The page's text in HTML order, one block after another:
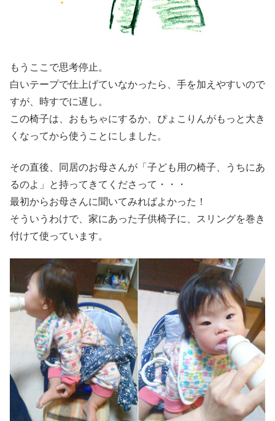
もうここで思考停止。
白いテープで仕上げていなかったら、手を加えやすいので
すが、時すでに遅し。
この椅子は、おもちゃにするか、ぴょこりんがもっと大き
くなってから使うことにしました。
その直後、同居のお母さんが「子ども用の椅子、うちにあ
るのよ」と持ってきてくださって・・・
最初からお母さんに聞いてみればよかった！
そういうわけで、家にあった子供椅子に、スリングを巻き
付けて使っています。